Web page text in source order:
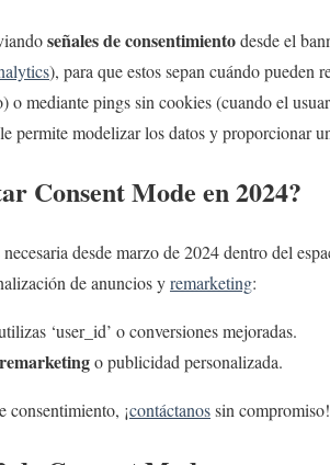
señales de consentimientodesde el
), para que estos sepan cuándo
o mediante pings sin cookies (cuando el
permite modelizar los datos y proporcionar
Consent Mode en 2024?
desde marzo de 2024 dentro del
de anuncios yremarketing:
‘user_id’ o conversiones mejoradas.
o publicidad personalizada.
consentimiento, ¡contáctanossin compromiso!